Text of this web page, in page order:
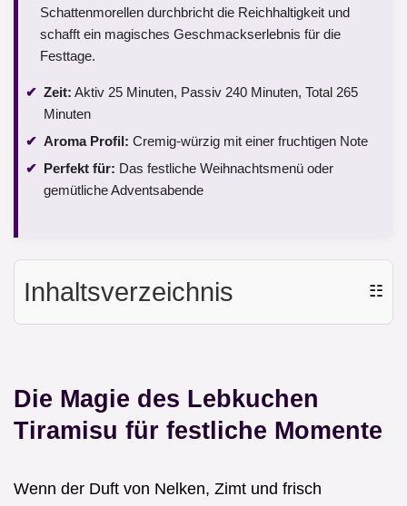
Schattenmorellen durchbricht die Reichhaltigkeit und
schafft ein magisches Geschmackserlebnis für die
Festtage.
Zeit: Aktiv 25 Minuten, Passiv 240 Minuten, Total 265
Minuten
Aroma Profil: Cremig-würzig mit einer fruchtigen Note
Perfekt für: Das festliche Weihnachtsmenü oder
gemütliche Adventsabende
Inhaltsverzeichnis ☷
Die Magie des Lebkuchen
Tiramisu für festliche Momente
Wenn der Duft von Nelken, Zimt und frisch